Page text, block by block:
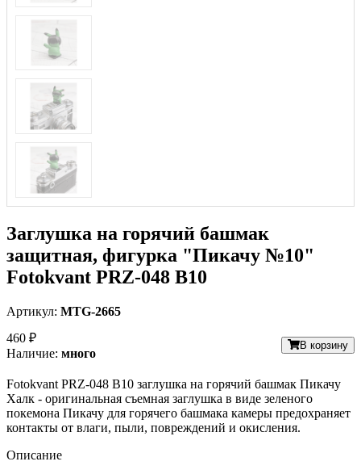
Заглушка на горячий башмак
защитная, фигурка "Пикачу №10"
Fotokvant PRZ-048 B10
Артикул: MTG-2665
460 ₽
Наличие: много
В корзину
Fotokvant PRZ-048 B10 заглушка на горячий башмак Пикачу
Халк - оригинальная съемная заглушка в виде зеленого
покемона Пикачу для горячего башмака камеры предохраняет
контакты от влаги, пыли, повреждений и окисления.
Описание